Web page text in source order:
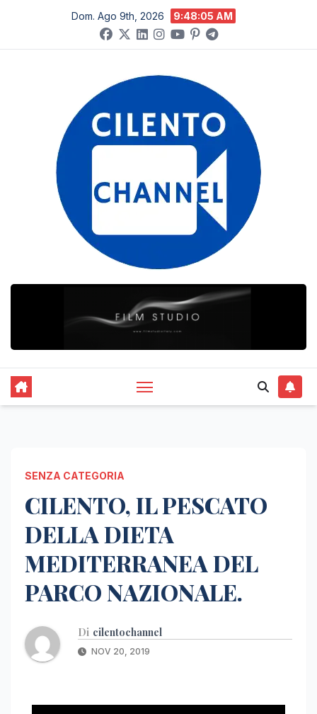
contenuto
Dom. Ago 9th, 2026 9:48:06 AM
SENZA CATEGORIA
CILENTO, IL PESCATO
DELLA DIETA
MEDITERRANEA DEL
PARCO NAZIONALE.
Di cilentochannel
NOV 20, 2019